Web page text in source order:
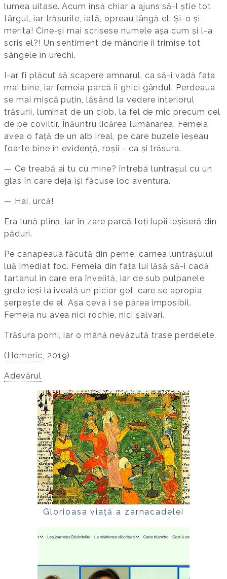
lumea uitase. Acum însă chiar a ajuns să-l știe tot
târgul, iar trăsurile, iată, opreau lângă el. Și-o și
merita! Cine-și mai scrisese numele așa cum și l-a
scris el?! Un sentiment de mândrie îi trimise tot
sângele în urechi.
I-ar fi plăcut să scapere amnarul, ca să-i vadă fața
mai bine, iar femeia parcă îi ghici gândul. Perdeaua
se mai mișcă puțin, lăsând la vedere interiorul
trăsurii, luminat de un ciob, la fel de mic precum cel
de pe coviltir. Înăuntru licărea lumânarea. Femeia
avea o față de un alb ireal, pe care buzele ieșeau
foarte bine în evidență, roșii - ca și trăsura.
— Ce treabă ai tu cu mine? întrebă luntrașul cu un
glas în care deja își făcuse loc aventura.
— Hai, urcă!
Era lună plină, iar în zare parcă toți lupii ieșiseră din
păduri.
Pe canapeaua făcută din perne, carnea luntrașului
luă imediat foc. Femeia din fața lui lăsă să-i cadă
tartanul în care era învelită, iar de sub pulpanele
grele ieși la iveală un picior gol, care se apropia
șerpește de el. Așa ceva i se părea imposibil.
Femeia nu avea nici rochie, nici șalvari.
Trăsura porni, iar o mână nevăzută trase perdelele.
( Homeric, 2019)
Adevărul
Glorioasa viață a zarnacadelei